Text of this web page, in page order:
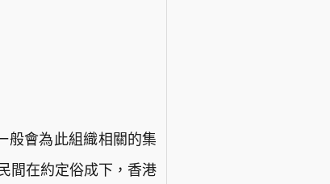
般會為此組織相關的集
間在約定俗成下，香港